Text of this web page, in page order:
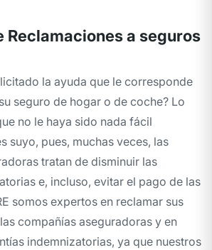
Reclamaciones a seguros
la ayuda que le corresponde
seguro de hogar o de coche? Lo
no le haya sido nada fácil
suyo, pues, muchas veces, las
tratan de disminuir las
e, incluso, evitar el pago de las
somos expertos en reclamar sus
compañías aseguradoras y en
indemnizatorias, ya que nuestros